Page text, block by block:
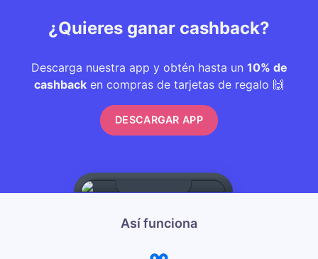
¿Quieres ganar cashback?
Descarga nuestra app y obtén hasta un 10% de
cashback en compras de tarjetas de regalo 🙌
DESCARGAR APP
Así funciona